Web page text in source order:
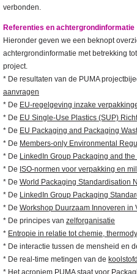
verbonden.
Referenties en achtergrondinformatie
Hieronder geven we een beknopt
achtergrondinformatie met betrekking
project.
* De resultaten van de PUMA
aanvragen
* De EU-regelgeving inzake
* De EU Single-Use Plastics (SUP)
* De EU Packaging and Packaging
* De Members-only Environmental
* De LinkedIn Group Packaging and
* De ISO-normen voor verpakking en
* De World Packaging Standardisation
* De LinkedIn Group Packaging
* De Workshop Duurzaam Innoveren in
* De principes van zelforganisatie
* Entropie in relatie tot chemie,
* De interactie tussen de mensheid en
* De real-time metingen van de
* Het acroniem PUMA staat voor